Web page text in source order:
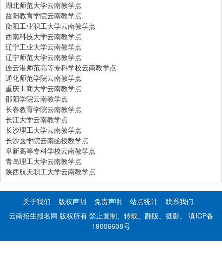
湖北师范大学云南教学点
益阳教育学院云南教学点
衡阳工业职工大学云南教学点
西南科技大学云南教学点
辽宁工业大学云南教学点
辽宁师范大学云南教学点
连云港师范高等专科学校云南教学点
通化师范学院云南教学点
重庆工商大学云南教学点
邵阳学院云南教学点
长春教育学院云南教学点
长江大学云南教学点
长沙理工大学云南教学点
长沙医学院云南函授教学点
阜新高等专科学校云南教学点
青岛理工大学云南教学点
陕西航天职工大学云南教学点
关于我们 版权声明 免责声明 站点统计
联系我们
云南招生报名网 版权所有 禁止复制、转载、翻版、摄影。 滇ICP备
19006608号